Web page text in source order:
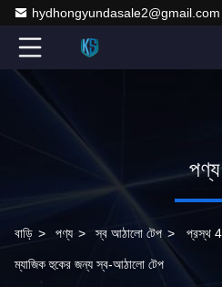
hydhongyundasale2@gmail.com
পণ্য
বাড়ি > পণ্য > স্ব আঠালো টেপ > প্রস্থ
ম্যাজিক হুকের জন্য স্ব-আঠালো টেপ